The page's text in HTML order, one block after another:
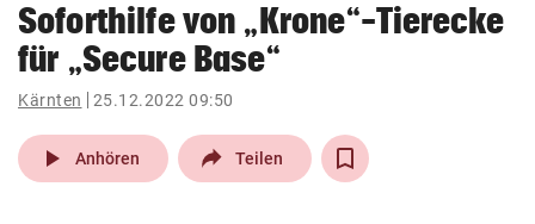
account_circle Anmelden
pin_drop
Wien arrow_right
Soforthilfe von „Krone“-Tierecke
für „Secure Base“
Kärnten 25.12.2022 09:50
play_arrow Anhören Teilen